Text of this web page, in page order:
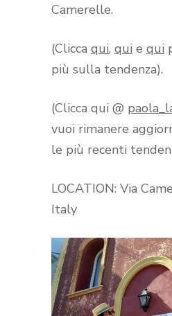
Camerelle.
(Clicca qui, qui e qui
più sulla tendenza).
(Clicca qui @
vuoi rimanere
le più recenti
LOCATION: Via
Italy